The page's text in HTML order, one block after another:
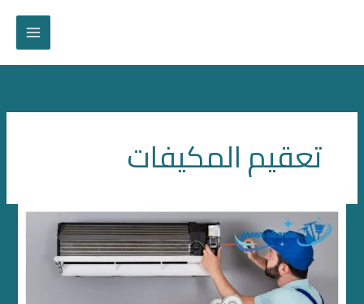
تعقيم المكيفات
شركة
تنظيف
وصيانة
المكيفات
بدبي